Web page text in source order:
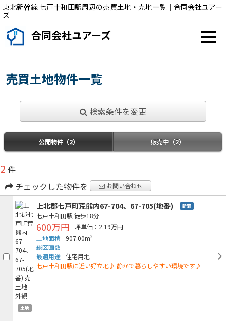
東北新幹線 七戸十和田駅周辺の売買土地・売地一覧｜合同会社ユアー
ズ
合同会社ユアーズ
売買土地物件一覧
検索条件を変更
公開物件（2） 販売中（2）
2 件
チェックした物件を
お問い合わせ
土地
上北郡七戸町荒熊内67-704、67-705(地番) 新着
七戸十和田駅 徒歩18分
600万円
坪単価：2.19万円
土地面積
907.00m2
総区画数
最適用途 住宅用地
七戸十和田駅に近い好立地♪ 静かで暮らしやすい環境です♪